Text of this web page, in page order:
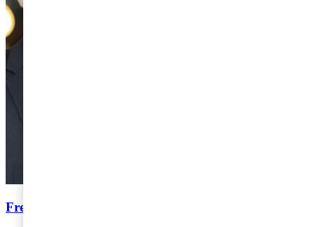
Fredrik Jonsson och Marc Gren